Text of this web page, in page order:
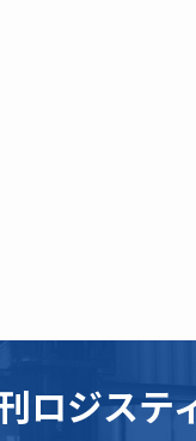
ロジステ